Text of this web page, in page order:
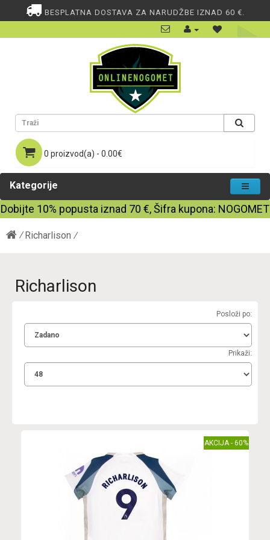
BESPLATNA DOSTAVA ZA NARUDŽBE IZNAD 60 €.
0 proizvod(a) - 0.00€
Kategorije
Dobijte 10% popusta iznad 70 €, Šifra kupona: NOGOMET
Richarlison
Richarlison
Posloži po:
Prikaži:
AKCIJA - 60%